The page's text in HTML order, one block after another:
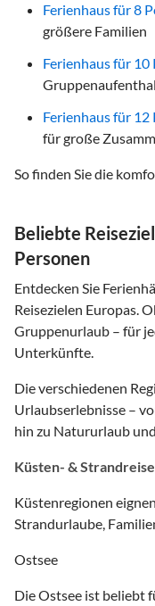
Ferienhaus für 8
größere Familien
Ferienhaus für 10
Ferienhaus für 12
für große
So finden Sie die
Beliebte
Personen
Entdecken Sie
Reisezielen Europas.
Gruppenurlaub – für
Unterkünfte.
Die verschiedenen
Urlaubserlebnisse –
hin zu Natururlaub
Küsten- &
Küstenregionen
Strandurlaube,
Ostsee
Die Ostsee ist beliebt